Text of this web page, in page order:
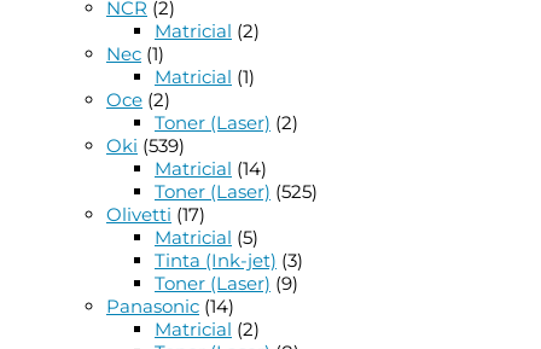
NCR (2)
Matricial (2)
Nec (1)
Matricial (1)
Oce (2)
Toner (Laser) (2)
Oki (539)
Matricial (14)
Toner (Laser) (525)
Olivetti (17)
Matricial (5)
Tinta (Ink-jet) (3)
Toner (Laser) (9)
Panasonic (14)
Matricial (2)